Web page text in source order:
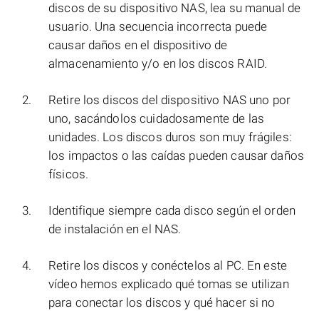
discos de su dispositivo NAS, lea su manual de
usuario. Una secuencia incorrecta puede
causar daños en el dispositivo de
almacenamiento y/o en los discos RAID.
Retire los discos del dispositivo NAS uno por
uno, sacándolos cuidadosamente de las
unidades. Los discos duros son muy frágiles:
los impactos o las caídas pueden causar daños
físicos.
Identifique siempre cada disco según el orden
de instalación en el NAS.
Retire los discos y conéctelos al PC. En este
vídeo hemos explicado qué tomas se utilizan
para conectar los discos y qué hacer si no